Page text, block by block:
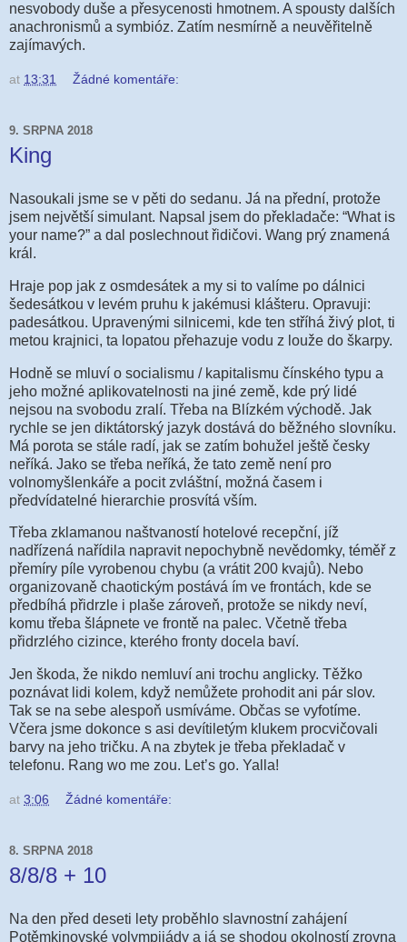
nesvobody duše a přesycenosti hmotnem. A spousty dalších
anachronismů a symbióz. Zatím nesmírně a neuvěřitelně
zajímavých.
at 13:31 Žádné komentáře:
9. SRPNA 2018
King
Nasoukali jsme se v pěti do sedanu. Já na přední, protože
jsem největší simulant. Napsal jsem do překladače: “What is
your name?” a dal poslechnout řidičovi. Wang prý znamená
král.
Hraje pop jak z osmdesátek a my si to valíme po dálnici
šedesátkou v levém pruhu k jakémusi klášteru. Opravuji:
padesátkou. Upravenými silnicemi, kde ten stříhá živý plot, ti
metou krajnici, ta lopatou přehazuje vodu z louže do škarpy.
Hodně se mluví o socialismu / kapitalismu čínského typu a
jeho možné aplikovatelnosti na jiné země, kde prý lidé
nejsou na svobodu zralí. Třeba na Blízkém východě. Jak
rychle se jen diktátorský jazyk dostává do běžného slovníku.
Má porota se stále radí, jak se zatím bohužel ještě česky
neříká. Jako se třeba neříká, že tato země není pro
volnomyšlenkáře a pocit zvláštní, možná časem i
předvídatelné hierarchie prosvítá vším.
Třeba zklamanou naštvaností hotelové recepční, jíž
nadřízená nařídila napravit nepochybně nevědomky, téměř z
přemíry píle vyrobenou chybu (a vrátit 200 kvajů). Nebo
organizovaně chaotickým postává ím ve frontách, kde se
předbíhá přidrzle i plaše zároveň, protože se nikdy neví,
komu třeba šlápnete ve frontě na palec. Včetně třeba
přidrzlého cizince, kterého fronty docela baví.
Jen škoda, že nikdo nemluví ani trochu anglicky. Těžko
poznávat lidi kolem, když nemůžete prohodit ani pár slov.
Tak se na sebe alespoň usmíváme. Občas se vyfotíme.
Včera jsme dokonce s asi devítiletým klukem procvičovali
barvy na jeho tričku. A na zbytek je třeba překladač v
telefonu. Rang wo me zou. Let’s go. Yalla!
at 3:06 Žádné komentáře:
8. SRPNA 2018
8/8/8 + 10
Na den před deseti lety proběhlo slavnostní zahájení
Potěmkinovské volympijády a já se shodou okolností zrovna